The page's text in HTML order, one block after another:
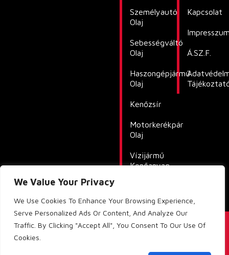
We Value Your Privacy
We Use Cookies To Enhance Your Browsing Experience,
Serve Personalized Ads Or Content, And Analyze Our
Traffic. By Clicking "Accept All", You Consent To Our Use Of
Cookies.
Személyautó
Olaj
Sebességváltó
Olaj
Haszongépjármű
Olaj
Kenőzsír
Motorkerékpár
Olaj
Vízijármű
Kenőanyag
Kapcsolat
Á.SZ.F.
©Copyright 2025 – Lubricants Hungary Kft.